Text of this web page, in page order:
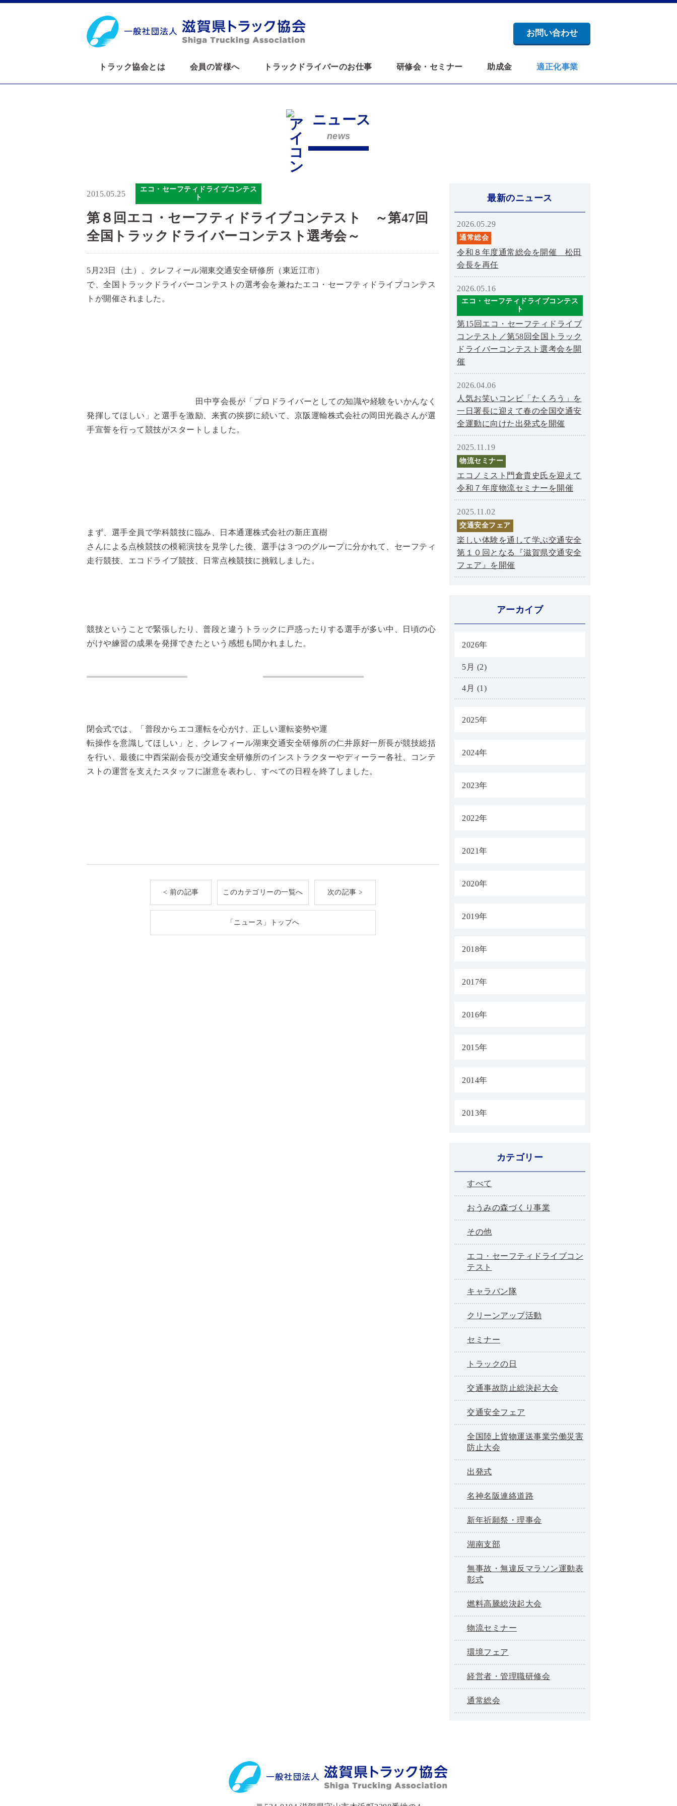
お問い合わせ
トラック協会とは 会員の皆様へ トラックドライバーのお仕事 研修会・セミナー 助成金 適正化事業
ニュース
news
2015.05.25
エコ・セーフティドライブコンテス
ト
第８回エコ・セーフティドライブコンテスト ～第47回
全国トラックドライバーコンテスト選考会～
5月23日（土）、クレフィール湖東交通安全研修所（東近江市）
で、全国トラックドライバーコンテストの選考会を兼ねたエコ・セーフティドライブコンテス
トが開催されました。
田中亨会長が「プロドライバーとしての知識や経験をいかんなく
発揮してほしい」と選手を激励、来賓の挨拶に続いて、京阪運輸株式会社の岡田光義さんが選
手宣誓を行って競技がスタートしました。
まず、選手全員で学科競技に臨み、日本通運株式会社の新庄直樹
さんによる点検競技の模範演技を見学した後、選手は３つのグループに分かれて、セーフティ
走行競技、エコドライブ競技、日常点検競技に挑戦しました。
競技ということで緊張したり、普段と違うトラックに戸惑ったりする選手が多い中、日頃の心
がけや練習の成果を発揮できたという感想も聞かれました。
閉会式では、「普段からエコ運転を心がけ、正しい運転姿勢や運
転操作を意識してほしい」と、クレフィール湖東交通安全研修所の仁井原好一所長が競技総括
を行い、最後に中西栄副会長が交通安全研修所のインストラクターやディーラー各社、コンテ
ストの運営を支えたスタッフに謝意を表わし、すべての日程を終了しました。
< 前の記事 このカテゴリーの一覧へ 次の記事 >
「ニュース」トップへ
最新のニュース
2026.05.29
通常総会
令和８年度通常総会を開催 松田
会長を再任
2026.05.16
エコ・セーフティドライブコンテス
ト
第15回エコ・セーフティドライブ
コンテスト／第58回全国トラック
ドライバーコンテスト選考会を開
催
2026.04.06
人気お笑いコンビ「たくろう」を
一日署長に迎えて春の全国交通安
全運動に向けた出発式を開催
2025.11.19
物流セミナー
エコノミスト門倉貴史氏を迎えて
令和７年度物流セミナーを開催
2025.11.02
交通安全フェア
楽しい体験を通して学ぶ交通安全
第１０回となる『滋賀県交通安全
フェア』を開催
アーカイブ
2026年
5月 (2)
4月 (1)
2025年
2024年
2023年
2022年
2021年
2020年
2019年
2018年
2017年
2016年
2015年
2014年
2013年
カテゴリー
すべて
おうみの森づくり事業
その他
エコ・セーフティドライブコン
テスト
キャラバン隊
クリーンアップ活動
セミナー
トラックの日
交通事故防止総決起大会
交通安全フェア
全国陸上貨物運送事業労働災害
防止大会
出発式
名神名阪連絡道路
新年祈願祭・理事会
湖南支部
無事故・無違反マラソン運動表
彰式
燃料高騰総決起大会
物流セミナー
環境フェア
経営者・管理職研修会
通常総会